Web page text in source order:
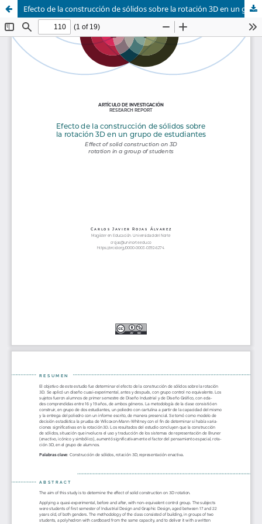
Efecto de la construcción de sólidos sobre la rotación 3D en un grupo de estudiantes.